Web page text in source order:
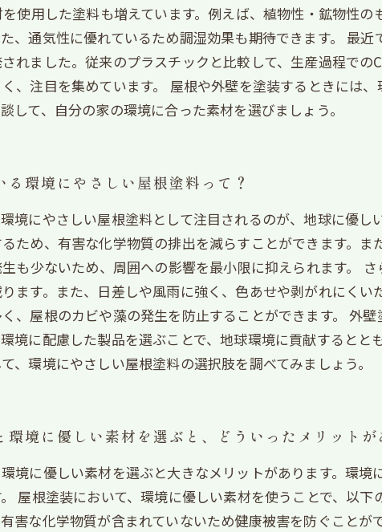
使用した塗料も増えています。例えば、植物性・鉱物性
、通気性に優れているため調湿効果も期待できます。 最
れました。従来のプラスチックと比較して、生産過程での
、注目を集めています。 屋根や外壁を塗装するときには
して、自分の家の環境に合った素材を選びましょう。
る環境にやさしい屋根塗料って？
境にやさしい屋根塗料として注目されるのが、地球に優
ため、有害な化学物質の排出を減らすことができます。
も少ないため、周囲への影響を最小限に抑えられます。
ます。また、日差しや風雨に強く、色あせや剥がれにく
、屋根のカビや藻の発生を防止することができます。 外
境に配慮した製品を選ぶことで、地球環境に貢献すると
、環境にやさしい屋根塗料の選択肢を調べてみましょう。
環境に優しい素材を選ぶと、どういったメリットが
境に優しい素材を選ぶと大きなメリットがあります。環
屋根塗装において、環境に優しい素材を使うことで、以
害な化学物質が含まれていないため健康被害を防ぐこと